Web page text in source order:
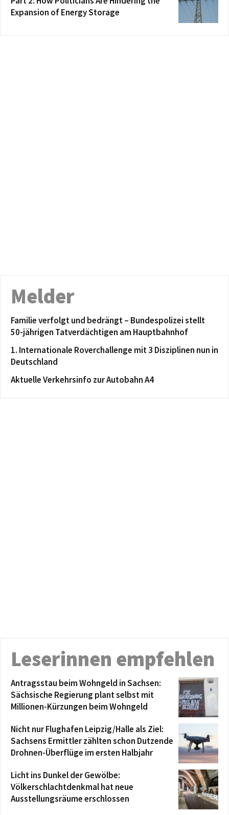
Expansion of Energy Storage
Melder
Familie verfolgt und bedrängt – Bundespolizei stellt
50-jährigen Tatverdächtigen am Hauptbahnhof
1. Internationale Roverchallenge mit 3 Disziplinen nun in
Deutschland
Aktuelle Verkehrsinfo zur Autobahn A4
Leserinnen empfehlen
Antragsstau beim Wohngeld in Sachsen:
Sächsische Regierung plant selbst mit
Millionen-Kürzungen beim Wohngeld
Nicht nur Flughafen Leipzig/Halle als Ziel:
Sachsens Ermittler zählten schon Dutzende
Drohnen-Überflüge im ersten Halbjahr
Licht ins Dunkel der Gewölbe:
Völkerschlachtdenkmal hat neue
Ausstellungsräume erschlossen